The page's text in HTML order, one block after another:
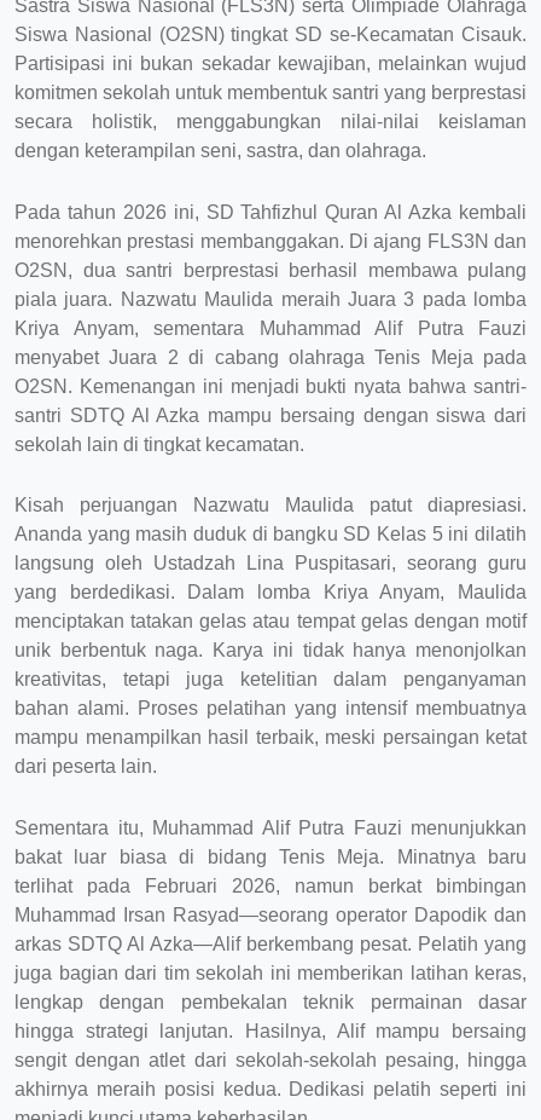
Sastra Siswa Nasional (FLS3N) serta Olimpiade Olahraga
Siswa Nasional (O2SN) tingkat SD se-Kecamatan Cisauk.
Partisipasi ini bukan sekadar kewajiban, melainkan wujud
komitmen sekolah untuk membentuk santri yang berprestasi
secara holistik, menggabungkan nilai-nilai keislaman
dengan keterampilan seni, sastra, dan olahraga.
Pada tahun 2026 ini, SD Tahfizhul Quran Al Azka kembali
menorehkan prestasi membanggakan. Di ajang FLS3N dan
O2SN, dua santri berprestasi berhasil membawa pulang
piala juara. Nazwatu Maulida meraih Juara 3 pada lomba
Kriya Anyam, sementara Muhammad Alif Putra Fauzi
menyabet Juara 2 di cabang olahraga Tenis Meja pada
O2SN. Kemenangan ini menjadi bukti nyata bahwa santri-
santri SDTQ Al Azka mampu bersaing dengan siswa dari
sekolah lain di tingkat kecamatan.
Kisah perjuangan Nazwatu Maulida patut diapresiasi.
Ananda yang masih duduk di bangku SD Kelas 5 ini dilatih
langsung oleh Ustadzah Lina Puspitasari, seorang guru
yang berdedikasi. Dalam lomba Kriya Anyam, Maulida
menciptakan tatakan gelas atau tempat gelas dengan motif
unik berbentuk naga. Karya ini tidak hanya menonjolkan
kreativitas, tetapi juga ketelitian dalam penganyaman
bahan alami. Proses pelatihan yang intensif membuatnya
mampu menampilkan hasil terbaik, meski persaingan ketat
dari peserta lain.
Sementara itu, Muhammad Alif Putra Fauzi menunjukkan
bakat luar biasa di bidang Tenis Meja. Minatnya baru
terlihat pada Februari 2026, namun berkat bimbingan
Muhammad Irsan Rasyad—seorang operator Dapodik dan
arkas SDTQ Al Azka—Alif berkembang pesat. Pelatih yang
juga bagian dari tim sekolah ini memberikan latihan keras,
lengkap dengan pembekalan teknik permainan dasar
hingga strategi lanjutan. Hasilnya, Alif mampu bersaing
sengit dengan atlet dari sekolah-sekolah pesaing, hingga
akhirnya meraih posisi kedua. Dedikasi pelatih seperti ini